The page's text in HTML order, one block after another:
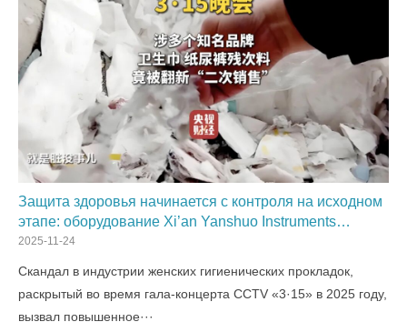
Защита здоровья начинается с контроля на исходном
этапе: оборудование Xi’an Yanshuo Instruments
способствует повышению качества в индустрии
2025-11-24
Скандал в индустрии женских гигиенических прокладок,
раскрытый во время гала-концерта CCTV «3·15» в 2025 году,
вызвал повышенное···